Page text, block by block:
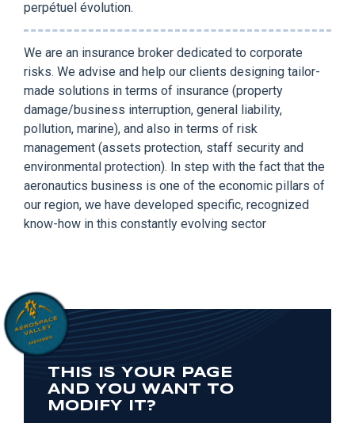
perpétuel évolution.
We are an insurance broker dedicated to corporate
risks. We advise and help our clients designing tailor-
made solutions in terms of insurance (property
damage/business interruption, general liability,
pollution, marine), and also in terms of risk
management (assets protection, staff security and
environmental protection). In step with the fact that the
aeronautics business is one of the economic pillars of
our region, we have developed specific, recognized
know-how in this constantly evolving sector
THIS IS YOUR PAGE
AND YOU WANT TO
MODIFY IT?